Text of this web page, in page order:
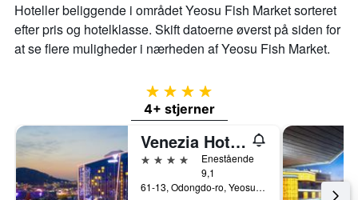
Hoteller beliggende i området Yeosu Fish Market sorteret
efter pris og hotelklasse. Skift datoerne øverst på siden for
at se flere muligheder i nærheden af ​​Yeosu Fish Market.
4 stjerner
4+ stjerner
Venezia Hotel and Suite
4 stjerner
Enestående
9,1
61-13, Odongdo-ro, Yeosu, Sydkorea